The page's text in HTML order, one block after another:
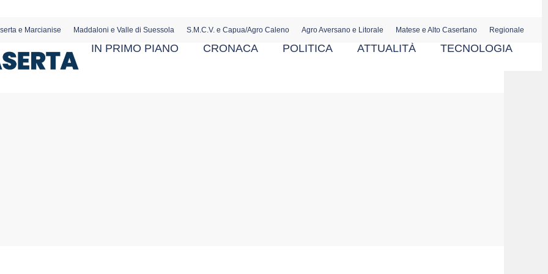
e Marcianise Maddaloni e Valle di Suessola S.M.C.V. e Capua/Agro Caleno Agro Aversano e Litorale Matese e Alto Casertano Regionale
IN PRIMO PIANO CRONACA POLITICA ATTUALITÀ TECNOLOGIA